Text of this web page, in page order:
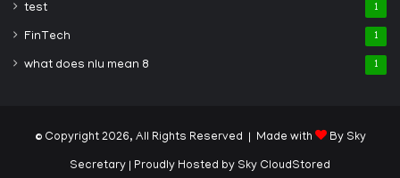
test 1
FinTech 1
what does nlu mean 8 1
© Copyright 2026, All Rights Reserved | Made with By Sky
Secretary | Proudly Hosted by Sky CloudStored